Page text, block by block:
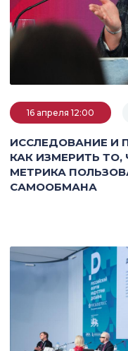
16 апреля 12:00
ИССЛЕДОВАНИЕ И
КАК ИЗМЕРИТЬ
МЕТРИКА
САМООБМАНА